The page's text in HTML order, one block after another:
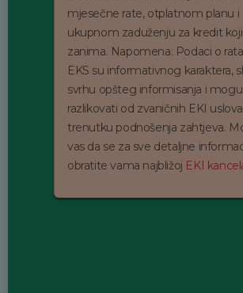
mjesečne rate, otplatnom planu i
ukupnom zaduženju za kredit
zanima. Napomena: Podaci o
EKS su informativnog karaktera,
svrhu opšteg informisanja i
razlikovati od zvaničnih EKI
trenutku podnošenja zahtjeva.
vas da se za sve detaljne
obratite vama najbližoj EKI